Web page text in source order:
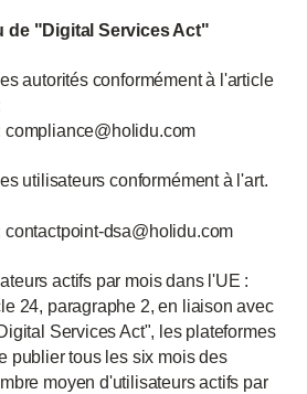
de "Digital Services Act"
autorités conformément à l'article
utilisateurs conformément à l'art.
dsa@holidu.com
actifs par mois dans l'UE :
24, paragraphe 2, en liaison avec
Services Act", les plateformes
publier tous les six mois des
moyen d'utilisateurs actifs par